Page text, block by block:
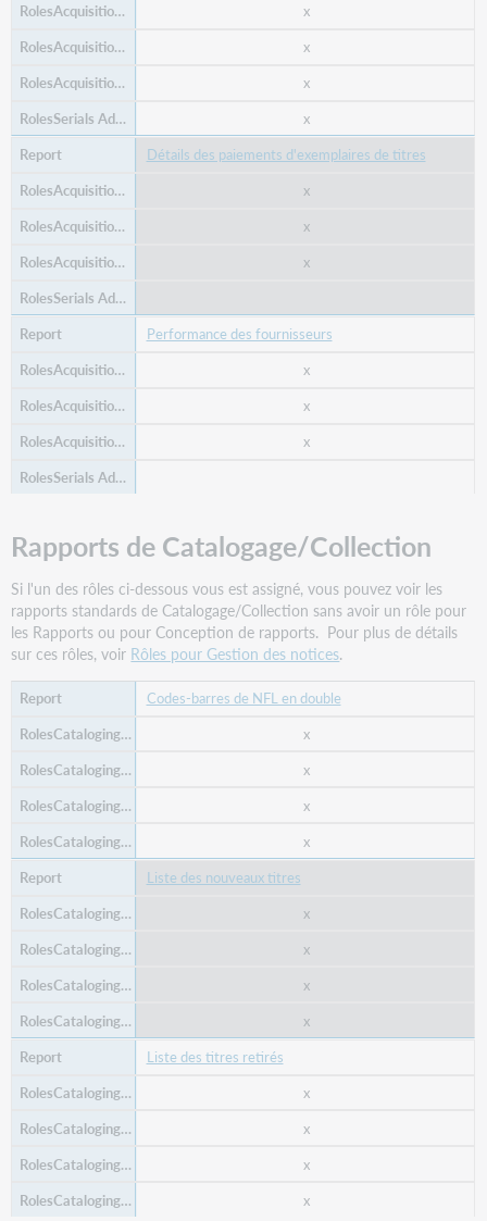
x
x
x
x
Détails des paiements d'exemplaires de titres
x
x
x
Performance des fournisseurs
x
x
x
Rapports de Catalogage/Collection
Si l'un des rôles ci-dessous vous est assigné, vous pouvez voir les
rapports standards de Catalogage/Collection sans avoir un rôle pour
les Rapports ou pour Conception de rapports. Pour plus de détails
sur ces rôles, voir Rôles pour Gestion des notices.
Codes-barres de NFL en double
x
x
x
x
Liste des nouveaux titres
x
x
x
x
Liste des titres retirés
x
x
x
x